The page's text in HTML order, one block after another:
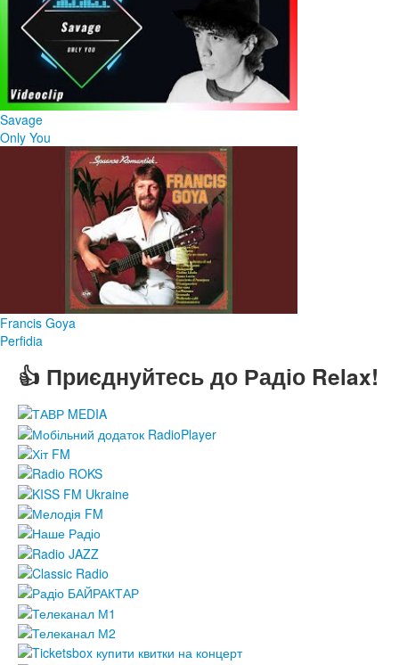
Savage
Only You
Francis Goya
Perfidia
👍 Приєднуйтесь до Радіо Relax!